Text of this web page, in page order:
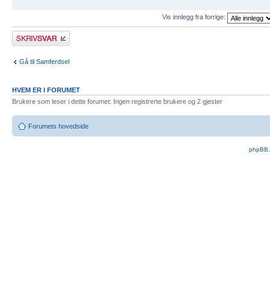
Vis innlegg fra forrige:
Skriv et svar
Gå til Samferdsel
HVEM ER I FORUMET
Brukere som leser i dette forumet: Ingen registrerte brukere og 2 gjester
Forumets hovedside